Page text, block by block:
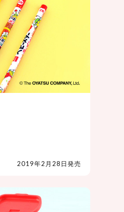
2019年2月28日発売